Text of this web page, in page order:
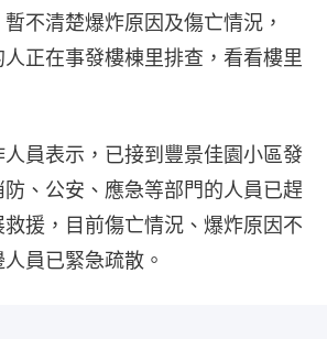
不清楚爆炸原因及傷亡情況，
人正在事發樓棟里排查，看看樓里
員表示，已接到豐景佳園小區發
、公安、應急等部門的人員已趕
援，目前傷亡情況、爆炸原因不
員已緊急疏散。